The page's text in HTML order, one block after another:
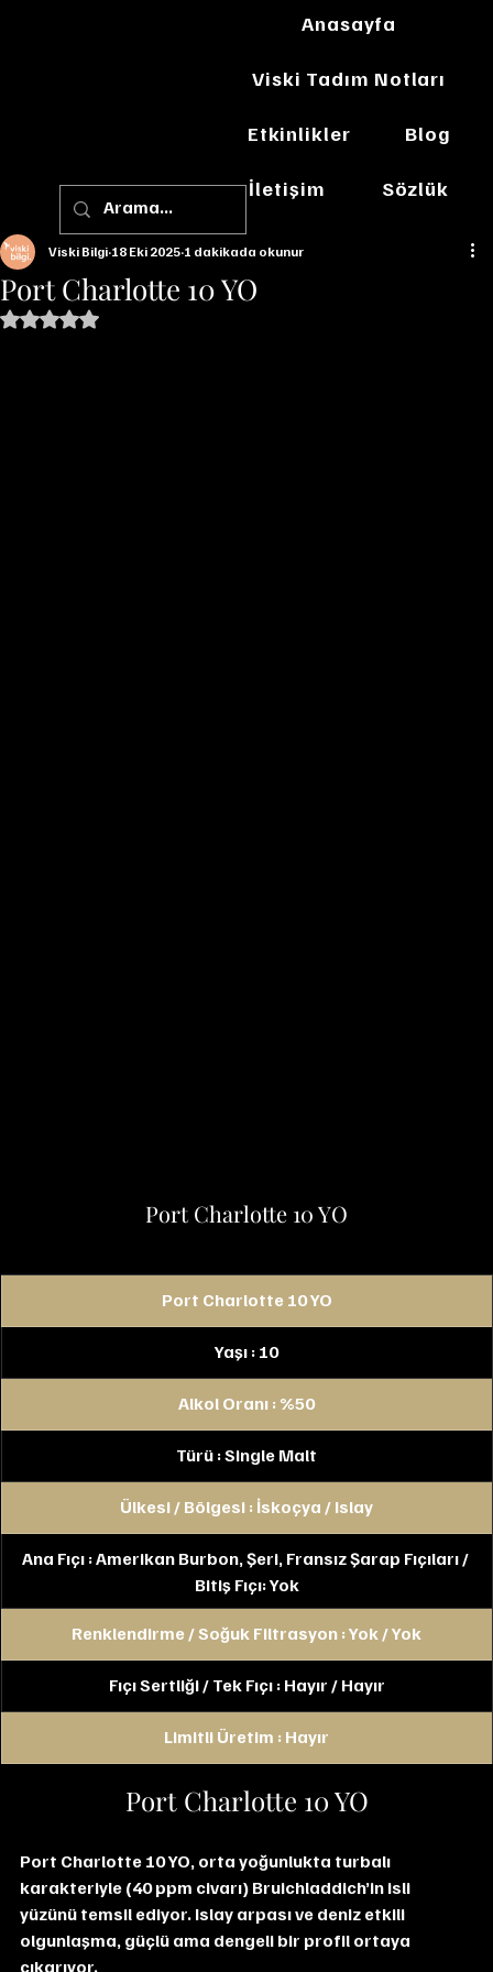
Anasayfa
Viski Tadım Notları
Etkinlikler Blog
İletişim Sözlük
Port Charlotte 10 YO
Viski Bilgi 18 Eki 2025 1 dakikada okunur
5 üzerinden NaN yıldız
Port Charlotte 10 YO
Port Charlotte 10 YO
Yaşı : 10
Alkol Oranı : %50
Türü : Single Malt
Ülkesi / Bölgesi : İskoçya / Islay
Ana Fıçı : Amerikan Burbon, Şeri, Fransız Şarap Fıçıları /
Bitiş Fıçı: Yok
Renklendirme / Soğuk Filtrasyon : Yok / Yok
Fıçı Sertliği / Tek Fıçı : Hayır / Hayır
Limitli Üretim : Hayır
Port Charlotte 10 YO
Port Charlotte 10 YO, orta yoğunlukta turbalı
karakteriyle (40 ppm civarı) Bruichladdich’in isli
yüzünü temsil ediyor. Islay arpası ve deniz etkili
olgunlaşma, güçlü ama dengeli bir profil ortaya
çıkarıyor.